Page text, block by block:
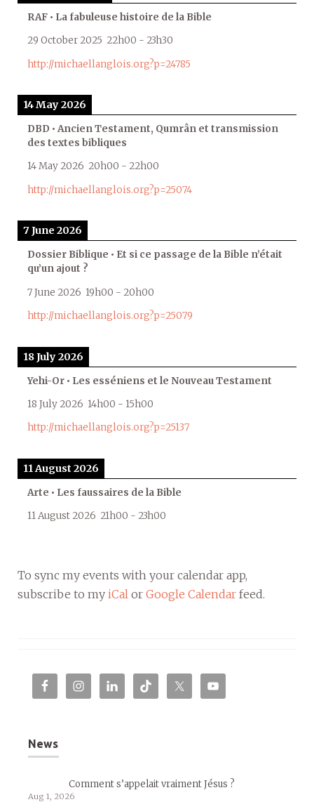
RAF • La fabuleuse histoire de la Bible
29 October 2025 22h00 - 23h30
http://michaellanglois.org?p=24785
14 May 2026
DBD • Ancien Testament, Qumrân et transmission
des textes bibliques
14 May 2026 20h00 - 22h00
http://michaellanglois.org?p=25074
7 June 2026
Dossier Biblique • Et si ce passage de la Bible n’était
qu’un ajout ?
7 June 2026 19h00 - 20h00
http://michaellanglois.org?p=25079
18 July 2026
Yehi-Or • Les esséniens et le Nouveau Testament
18 July 2026 14h00 - 15h00
http://michaellanglois.org?p=25137
11 August 2026
Arte • Les faussaires de la Bible
11 August 2026 21h00 - 23h00
To sync my events with your calendar app,
subscribe to my iCal or Google Calendar feed.
News
Comment s’appelait vraiment Jésus ?
Aug 1, 2026